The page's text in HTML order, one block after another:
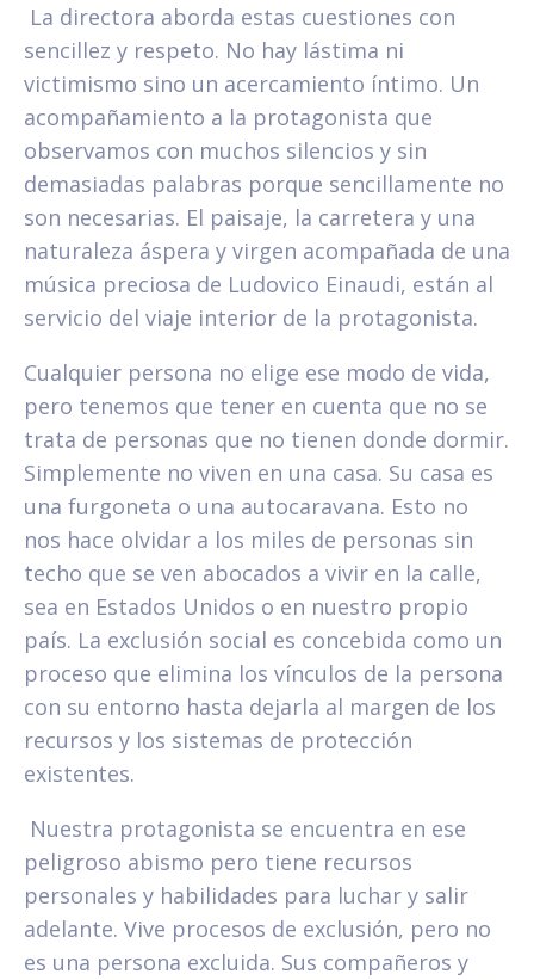
La directora aborda estas cuestiones con
sencillez y respeto. No hay lástima ni
victimismo sino un acercamiento íntimo. Un
acompañamiento a la protagonista que
observamos con muchos silencios y sin
demasiadas palabras porque sencillamente no
son necesarias. El paisaje, la carretera y una
naturaleza áspera y virgen acompañada de una
música preciosa de Ludovico Einaudi, están al
servicio del viaje interior de la protagonista.
Cualquier persona no elige ese modo de vida,
pero tenemos que tener en cuenta que no se
trata de personas que no tienen donde dormir.
Simplemente no viven en una casa. Su casa es
una furgoneta o una autocaravana. Esto no
nos hace olvidar a los miles de personas sin
techo que se ven abocados a vivir en la calle,
sea en Estados Unidos o en nuestro propio
país. La exclusión social es concebida como un
proceso que elimina los vínculos de la persona
con su entorno hasta dejarla al margen de los
recursos y los sistemas de protección
existentes.
Nuestra protagonista se encuentra en ese
peligroso abismo pero tiene recursos
personales y habilidades para luchar y salir
adelante. Vive procesos de exclusión, pero no
es una persona excluida. Sus compañeros y